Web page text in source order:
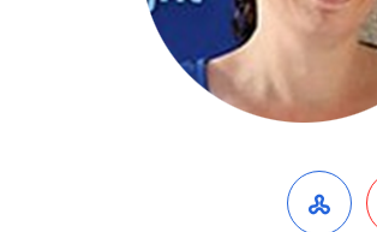
Google Scholarאתר אישי באופ